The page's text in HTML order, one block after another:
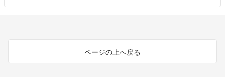
ページの上へ戻る